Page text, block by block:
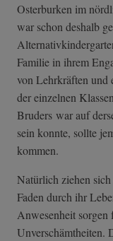
Osterburken im
war schon deshalb
Familie in ihrem
von Lehrkräften und
der einzelnen
Bruders war auf
sein konnte, sollte
kommen.
Natürlich ziehen
Faden durch ihr
Anwesenheit
Unverschämtheiten.